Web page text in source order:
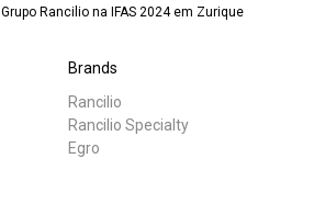
Grupo Rancilio na IFAS 2024 em Zurique
Brands
Rancilio
Rancilio Specialty
Egro